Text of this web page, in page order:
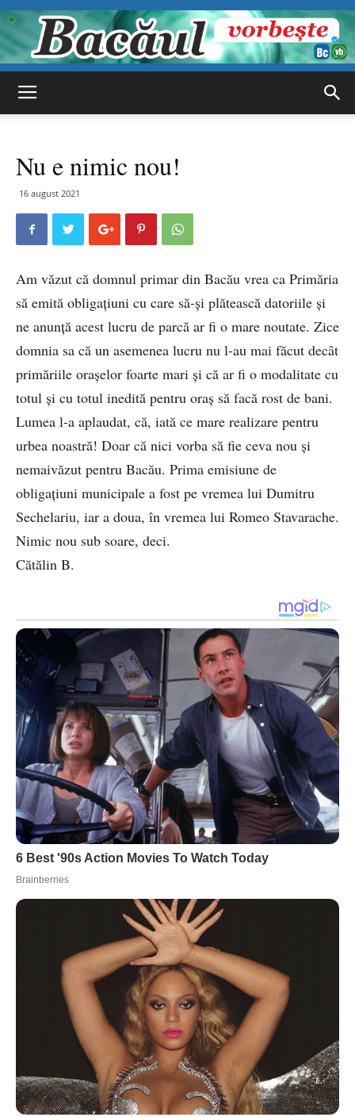
vorbește
Nu e nimic nou!
16 august 2021
Am văzut că domnul primar din Bacău vrea ca Primăria
să emită obligațiuni cu care să-și plătească datoriile și
ne anunță acest lucru de parcă ar fi o mare noutate. Zice
domnia sa că un asemenea lucru nu l-au mai făcut decât
primăriile orașelor foarte mari și că ar fi o modalitate cu
totul și cu totul inedită pentru oraș să facă rost de bani.
Lumea l-a aplaudat, că, iată ce mare realizare pentru
urbea noastră! Doar că nici vorba să fie ceva nou și
nemaivăzut pentru Bacău. Prima emisiune de
obligațiuni municipale a fost pe vremea lui Dumitru
Sechelariu, iar a doua, în vremea lui Romeo Stavarache.
Nimic nou sub soare, deci.
Cătălin B.